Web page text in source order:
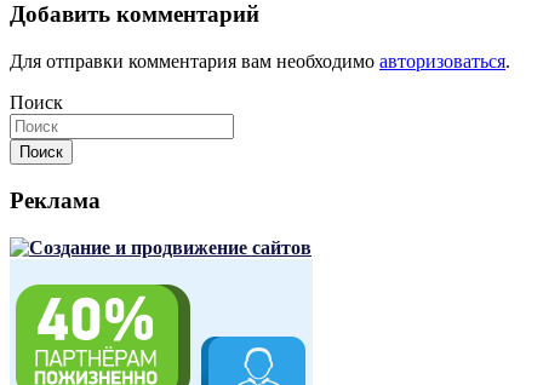
Добавить комментарий
Для отправки комментария вам необходимо авторизоваться.
Поиск
Поиск
Реклама